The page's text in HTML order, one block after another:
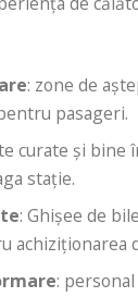
: zone de
pasageri.
curate și bine
stație.
: Ghișee de
achiziționarea
: